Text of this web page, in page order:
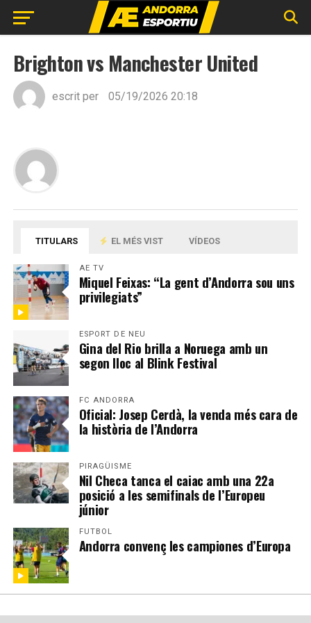
Brighton vs Manchester United
escrit per 05/19/2026 20:18
TITULARS EL MÉS VIST VÍDEOS
AE TV
Miquel Feixas: “La gent d’Andorra sou uns
privilegiats”
ESPORT DE NEU
Gina del Rio brilla a Noruega amb un
segon lloc al Blink Festival
FC ANDORRA
Oficial: Josep Cerdà, la venda més cara de
la història de l’Andorra
PIRAGÜISME
Nil Checa tanca el caiac amb una 22a
posició a les semifinals de l’Europeu
júnior
FUTBOL
Andorra convenç les campiones d’Europa